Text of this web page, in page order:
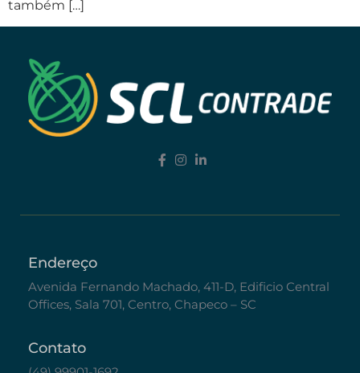
também […]
Endereço
Avenida Fernando Machado, 411-D, Edificio Central
Offices, Sala 701, Centro, Chapeco – SC
Contato